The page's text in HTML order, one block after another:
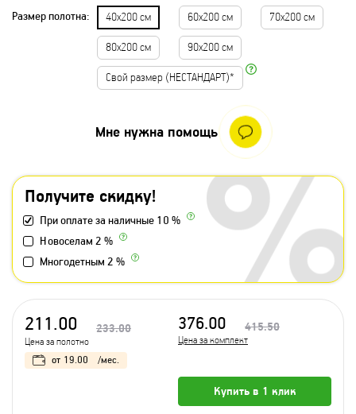
Размер полотна: 40х200 см 60х200 см 70х200 см
80х200 см 90х200 см
Свой размер (НЕСТАНДАРТ)*
Получите скидку!
При оплате за наличные 10 %
Новоселам 2 %
Многодетным 2 %
Мне нужна помощь
211.00 233.00
Цена за полотно
376.00 415.50
Цена за комплект
от 19.00 /мес.
Купить в 1 клик